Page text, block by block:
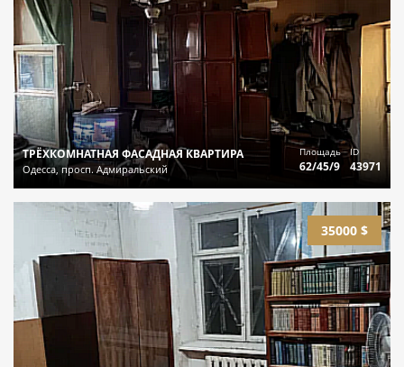
ТРЁХКОМНАТНАЯ ФАСАДНАЯ КВАРТИРА
Одесса, просп. Адмиральский
Площадь
62/45/9
ID
43971
35000 $